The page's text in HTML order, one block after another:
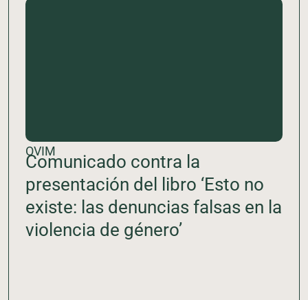
OVIM
Comunicado contra la
presentación del libro ‘Esto no
existe: las denuncias falsas en la
violencia de género’